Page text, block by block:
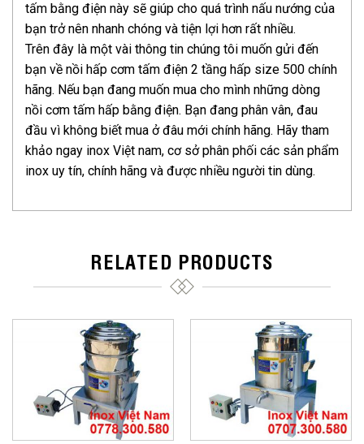
tấm bằng điện này sẽ giúp cho quá trình nấu nướng của
bạn trở nên nhanh chóng và tiện lợi hơn rất nhiều.
Trên đây là một vài thông tin chúng tôi muốn gửi đến
bạn về nồi hấp cơm tấm điện 2 tầng hấp size 500 chính
hãng. Nếu bạn đang muốn mua cho mình những dòng
nồi cơm tấm hấp bằng điện. Bạn đang phân vân, đau
đầu vì không biết mua ở đâu mới chính hãng. Hãy tham
khảo ngay inox Việt nam, cơ sở phân phối các sản phẩm
inox uy tín, chính hãng và được nhiều người tin dùng.
RELATED PRODUCTS